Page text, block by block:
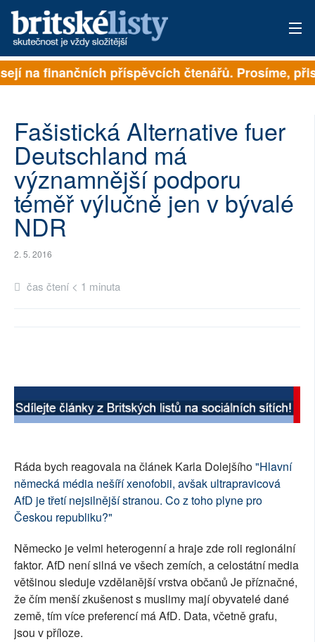
PŘIHLÁSIT
ARCHIV
ROZHOVORY
TÉMATA
NEJČTENĚJŠÍ ZA 7 DNÍ
PLNÁ VERZE STRÁNEK
na finančních příspěvcích čtenářů. Prosíme,
Fašistická Alternative fuer
Deutschland má
významnější podporu
téměř výlučně jen v bývalé
NDR
2. 5. 2016
čas čtení < 1 minuta
Ráda bych reagovala na článek Karla Dolejšího"Hlavní
německá média nešíří xenofobii, avšak ultrapravicová
AfD je třetí nejsilnější stranou. Co z toho plyne pro
Českou republiku?"
Německo je velmi heterogenní a hraje zde roli regionální
faktor. AfD není silná ve všech zemích, a celostátní media
většinou sleduje vzdělanější vrstva občanů Je příznačné,
že čím menší zkušenost s muslimy mají obyvatelé dané
země, tím více preferencí má AfD. Data, včetně grafu,
jsou v příloze.